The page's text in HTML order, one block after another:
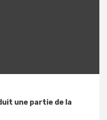
une partie de la